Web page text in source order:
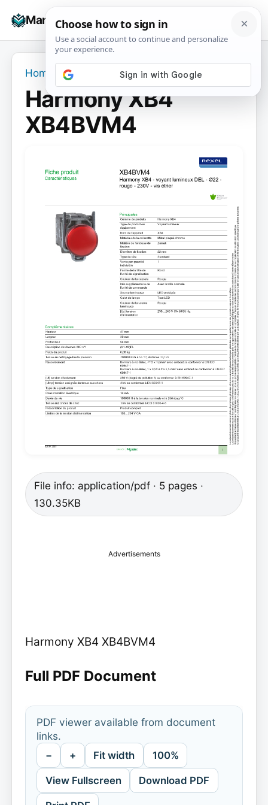
Manuals+
☰
Home Harmony XB4 XB4BVM4
Harmony XB4
XB4BVM4
File info: application/pdf · 5 pages ·
130.35KB
Advertisements
Harmony XB4 XB4BVM4
Full PDF Document
PDF viewer available from document
links.
− + Fit width 100%
View Fullscreen Download PDF